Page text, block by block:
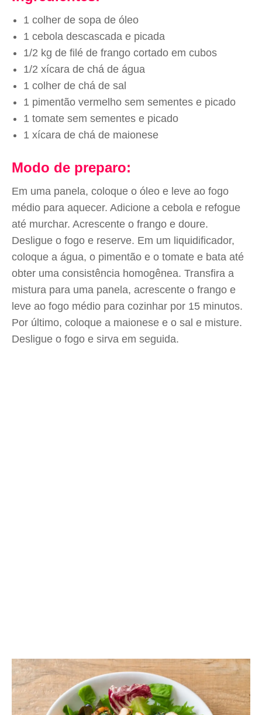
1 colher de sopa de óleo
1 cebola descascada e picada
1/2 kg de filé de frango cortado em cubos
1/2 xícara de chá de água
1 colher de chá de sal
1 pimentão vermelho sem sementes e picado
1 tomate sem sementes e picado
1 xícara de chá de maionese
Modo de preparo:
Em uma panela, coloque o óleo e leve ao fogo
médio para aquecer. Adicione a cebola e refogue
até murchar. Acrescente o frango e doure.
Desligue o fogo e reserve. Em um liquidificador,
coloque a água, o pimentão e o tomate e bata até
obter uma consistência homogênea. Transfira a
mistura para uma panela, acrescente o frango e
leve ao fogo médio para cozinhar por 15 minutos.
Por último, coloque a maionese e o sal e misture.
Desligue o fogo e sirva em seguida.